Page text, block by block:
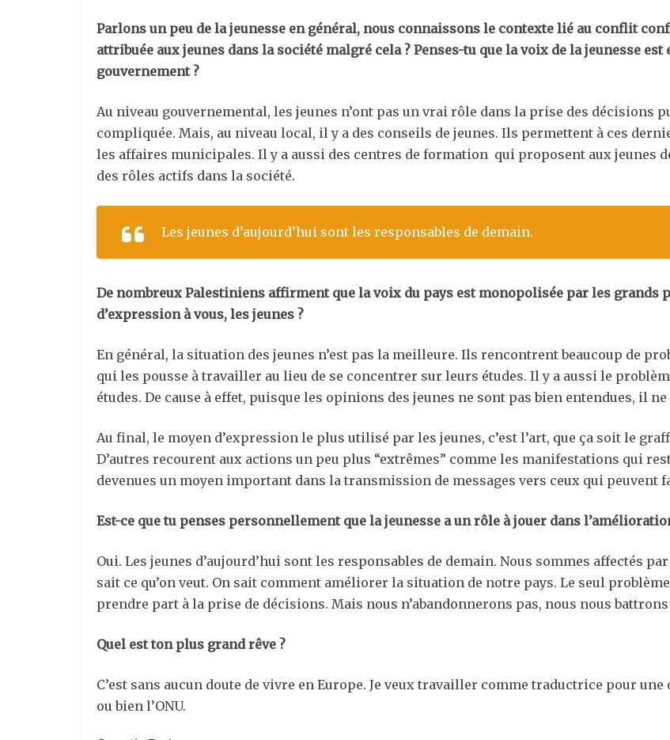
Parlons un peu de la jeunesse en général, nous connaissons le contexte lié au conflit
attribuée aux jeunes dans la société malgré cela ? Penses-tu que la voix de la jeunesse
gouvernement ?
Au niveau gouvernemental, les jeunes n’ont pas un vrai rôle dans la prise des décisions
compliquée. Mais, au niveau local, il y a des conseils de jeunes. Ils permettent à ces
les affaires municipales. Il y a aussi des centres de formation qui proposent aux jeunes
des rôles actifs dans la société.
Les jeunes d’aujourd’hui sont les responsables de demain.
De nombreux Palestiniens affirment que la voix du pays est monopolisée par les grands
d’expression à vous, les jeunes ?
En général, la situation des jeunes n’est pas la meilleure. Ils rencontrent beaucoup de
qui les pousse à travailler au lieu de se concentrer sur leurs études. Il y a aussi le
études. De cause à effet, puisque les opinions des jeunes ne sont pas bien entendues, il
Au final, le moyen d’expression le plus utilisé par les jeunes, c’est l’art, que ça soit le
D’autres recourent aux actions un peu plus “extrêmes” comme les manifestations qui
devenues un moyen important dans la transmission de messages vers ceux qui peuvent
Est-ce que tu penses personnellement que la jeunesse a un rôle à jouer dans
Oui. Les jeunes d’aujourd’hui sont les responsables de demain. Nous sommes affectés
sait ce qu’on veut. On sait comment améliorer la situation de notre pays. Le seul
prendre part à la prise de décisions. Mais nous n’abandonnerons pas, nous nous
Quel est ton plus grand rêve ?
C’est sans aucun doute de vivre en Europe. Je veux travailler comme traductrice pour
ou bien l’ONU.